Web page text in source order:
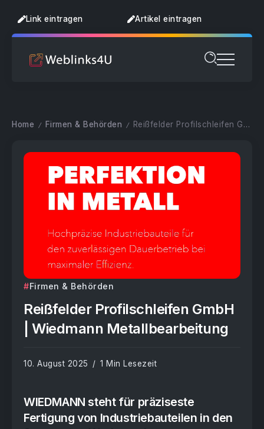
Link eintragen Artikel eintragen
Home / Firmen & Behörden / Reißfelder Profilschleifen GmbH | Wiedmann Metallbearbeitung
Firmen & Behörden
Reißfelder Profilschleifen GmbH
| Wiedmann Metallbearbeitung
10. August 2025 1 Min Lesezeit
WIEDMANN steht für präziseste
Fertigung von Industriebauteilen in den